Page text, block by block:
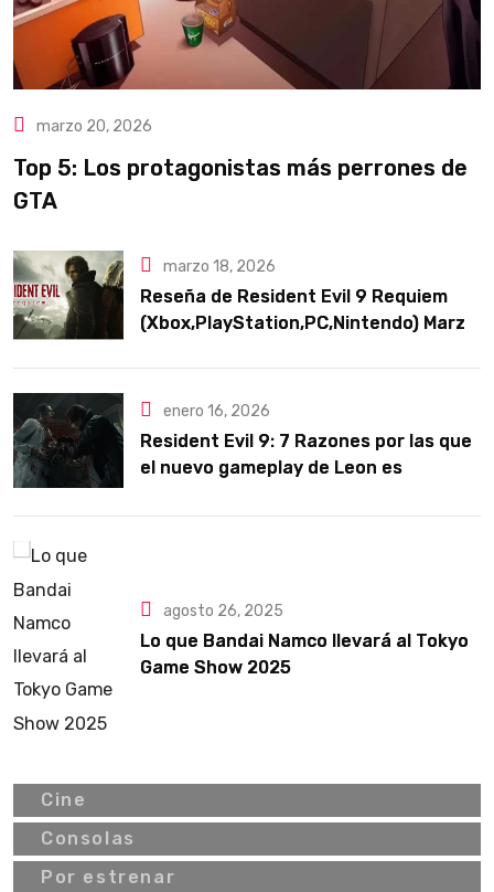
marzo 20, 2026
Top 5: Los protagonistas más perrones de
GTA
marzo 18, 2026
Reseña de Resident Evil 9 Requiem
(Xbox,PlayStation,PC,Nintendo) Marzo
enero 16, 2026
Resident Evil 9: 7 Razones por las que
el nuevo gameplay de Leon es
agosto 26, 2025
Lo que Bandai Namco llevará al Tokyo
Game Show 2025
Cine
Consolas
Por estrenar